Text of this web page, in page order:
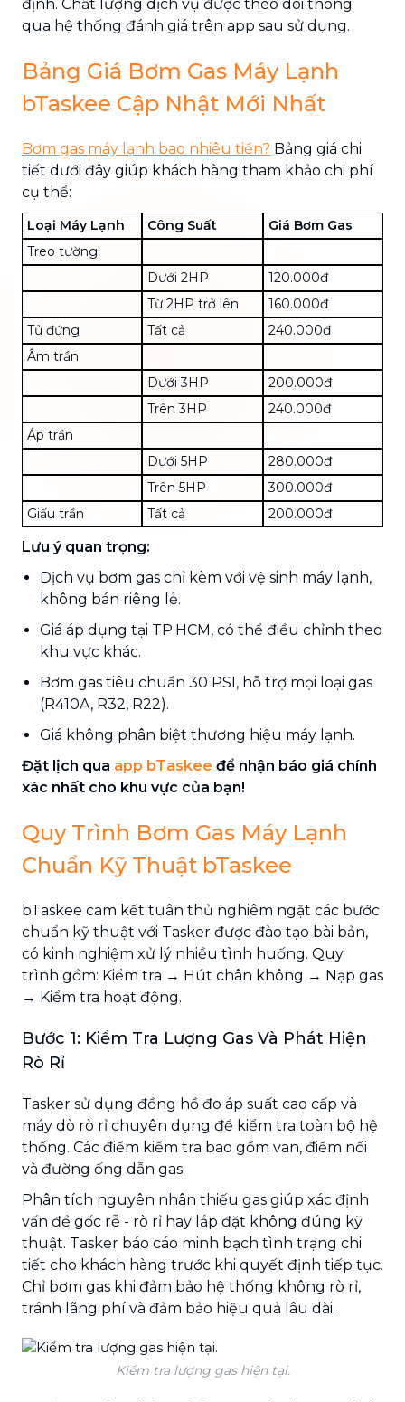
định. Chất lượng dịch vụ được theo dõi thông
qua hệ thống đánh giá trên app sau sử dụng.
Bảng Giá Bơm Gas Máy Lạnh
bTaskee Cập Nhật Mới Nhất
Bơm gas máy lạnh bao nhiêu tiền? Bảng giá chi
tiết dưới đây giúp khách hàng tham khảo chi phí
cụ thể:
Loại Máy Lạnh Công Suất
Giá Bơm Gas
Treo tường
Dưới 2HP
120.000đ
Từ 2HP trở lên
160.000đ
Tủ đứng
Tất cả
240.000đ
Âm trần
Dưới 3HP
200.000đ
Trên 3HP
240.000đ
Áp trần
Dưới 5HP
280.000đ
Trên 5HP
300.000đ
Giấu trần
Tất cả 200.000đ
Lưu ý quan trọng:
Dịch vụ bơm gas chỉ kèm với vệ sinh máy lạnh,
không bán riêng lẻ.
Giá áp dụng tại TP.HCM, có thể điều chỉnh theo
khu vực khác.
Bơm gas tiêu chuẩn 30 PSI, hỗ trợ mọi loại gas
(R410A, R32, R22).
Giá không phân biệt thương hiệu máy lạnh.
Đặt lịch qua app bTaskee để nhận báo giá chính
xác nhất cho khu vực của bạn!
Quy Trình Bơm Gas Máy Lạnh
Chuẩn Kỹ Thuật bTaskee
bTaskee cam kết tuân thủ nghiêm ngặt các bước
chuẩn kỹ thuật với Tasker được đào tạo bài bản,
có kinh nghiệm xử lý nhiều tình huống. Quy
trình gồm: Kiểm tra → Hút chân không → Nạp gas
→ Kiểm tra hoạt động.
Bước 1: Kiểm Tra Lượng Gas Và Phát Hiện
Rò Rỉ
Tasker sử dụng đồng hồ đo áp suất cao cấp và
máy dò rò rỉ chuyên dụng để kiểm tra toàn bộ hệ
thống. Các điểm kiểm tra bao gồm van, điểm nối
và đường ống dẫn gas.
Phân tích nguyên nhân thiếu gas giúp xác định
vấn đề gốc rễ - rò rỉ hay lắp đặt không đúng kỹ
thuật. Tasker báo cáo minh bạch tình trạng chi
tiết cho khách hàng trước khi quyết định tiếp tục.
Chỉ bơm gas khi đảm bảo hệ thống không rò rỉ,
tránh lãng phí và đảm bảo hiệu quả lâu dài.
Kiểm tra lượng gas hiện tại.